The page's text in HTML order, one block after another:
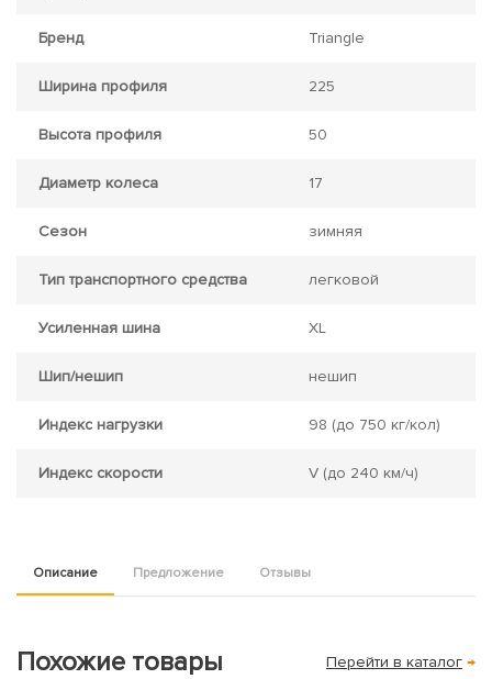
Бренд Triangle
Ширина профиля 225
Высота профиля 50
Диаметр колеса 17
Сезон зимняя
Тип транспортного средства легковой
Усиленная шина XL
Шип/нешип нешип
Индекс нагрузки 98 (до 750 кг/кол)
Индекс скорости V (до 240 км/ч)
Описание Предложение Отзывы
Похожие товары Перейти в каталог →